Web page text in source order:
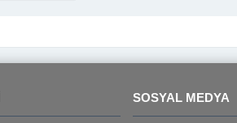
SOSYAL MEDYA